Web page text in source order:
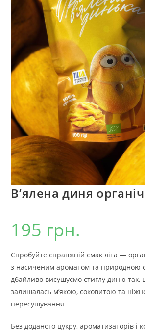
В’ялена диня
195 грн.
Спробуйте справжній смак літа —
з насиченим ароматом та природною
дбайливо висушуємо стиглу диню так,
залишалась м’якою, соковитою та
пересушування.
Без доданого цукру, ароматизаторів і